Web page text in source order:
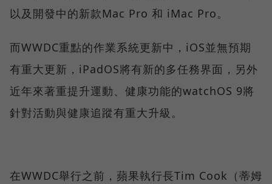
以及開發中的新款Mac Pro 和 iMac Pro。
而WWDC重點的作業系統更新中，iOS並無預期
有重大更新，iPadOS將有新的多任務界面，另外
近年來著重提升運動、健康功能的watchOS 9將
針對活動與健康追蹤有重大升級。
在WWDC舉行之前，蘋果執行長Tim Cook（蒂姆